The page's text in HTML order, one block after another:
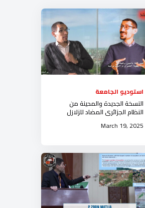
استوديو الجامعة
النسخة الجديدة والمحينة من
النظام الجزائري المضاد للزلازل
الجلفة
March 19, 2025